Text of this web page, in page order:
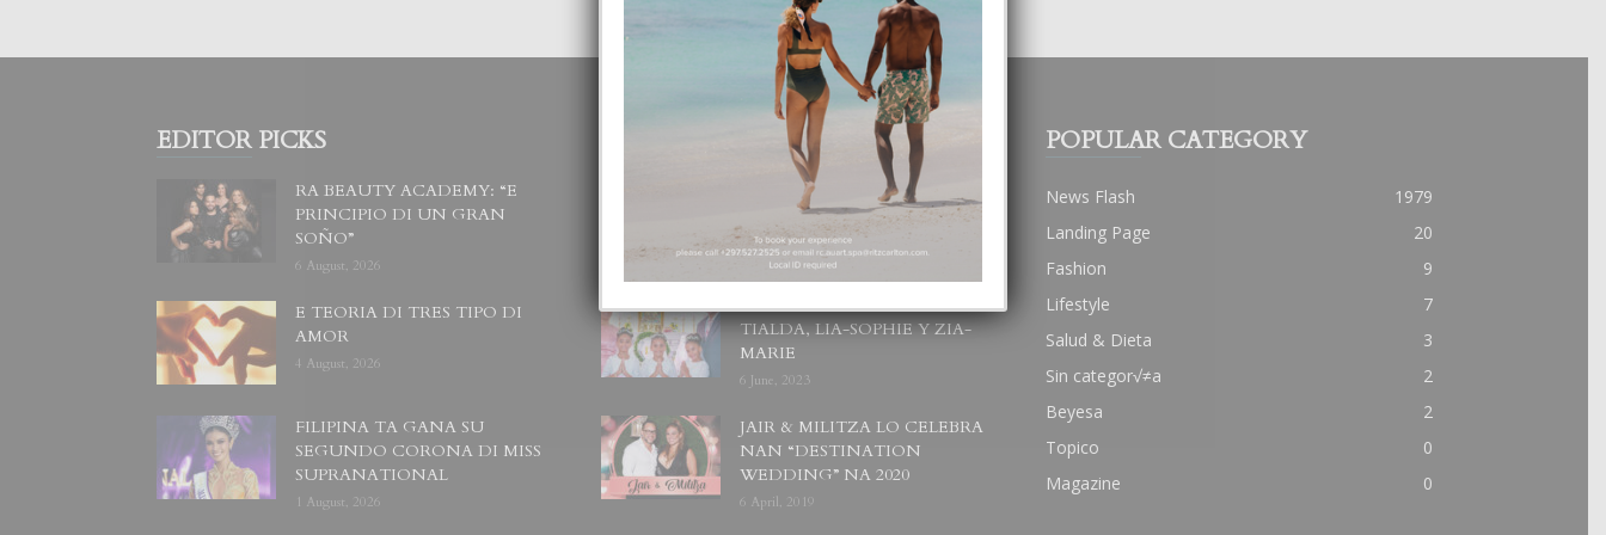
EDITOR PICKS
RA BEAUTY ACADEMY: “E
PRINCIPIO DI UN GRAN
SOÑO”
6 August, 2026
E TEORIA DI TRES TIPO DI
AMOR
4 August, 2026
FILIPINA TA GANA SU
SEGUNDO CORONA DI MISS
SUPRANATIONAL
1 August, 2026
POPULAR POSTS
BODA MANSUR
3 December, 2019
UN DIA INOLVIDABEL PA
TIALDA, LIA-SOPHIE Y ZIA-
MARIE
6 June, 2023
JAIR & MILITZA LO CELEBRA
NAN “DESTINATION
WEDDING” NA 2020
6 April, 2019
POPULAR CATEGORY
News Flash
1979
Landing Page
20
Fashion
9
Lifestyle
7
Salud & Dieta
3
Sin categor√≠a
2
Beyesa
2
Topico
0
Magazine
0